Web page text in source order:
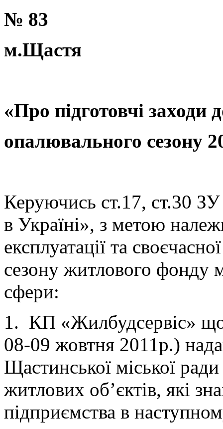
№ 83
м.Щастя
«Про підготовчі заходи
опалювального сезону
Керуючись ст.17, ст.30
в Україні», з метою
експлуатації та
сезону житлового фонду
сфери:
1. КП «Жилбудсервіс»
08-09 жовтня 2011р.)
Щастинської міської
житлових об’єктів, які
підприємства в